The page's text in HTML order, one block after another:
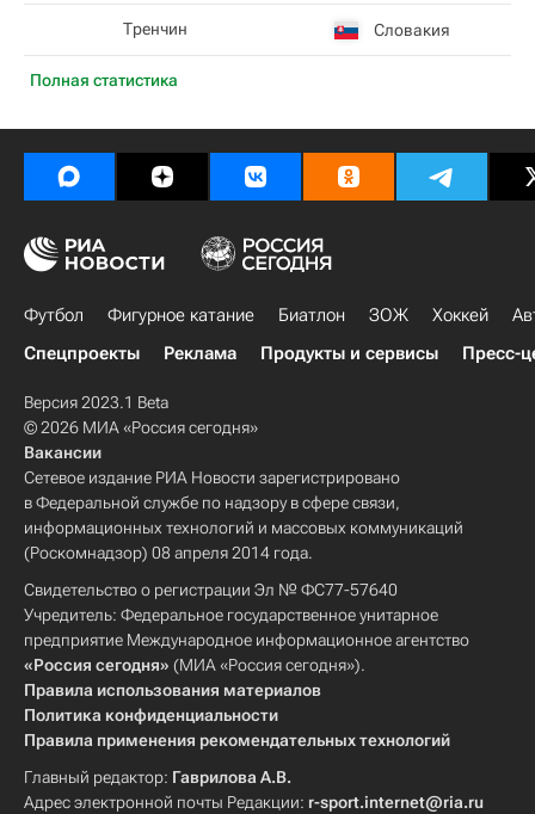
Полная статистика
Тренчин Словакия
Футбол Фигурное катание Биатлон ЗОЖ Хоккей
Спецпроекты
Реклама Продукты и сервисы Пресс-
Версия 2023.1 Beta
© 2026 МИА «Россия сегодня»
Вакансии
Сетевое издание РИА Новости зарегистрировано
в Федеральной службе по надзору в сфере связи,
информационных технологий и массовых коммуникаций
(Роскомнадзор) 08 апреля 2014 года.
Свидетельство о регистрации Эл № ФС77-57640
Учредитель: Федеральное государственное унитарное
предприятие Международное информационное агентство
«Россия сегодня» (МИА «Россия сегодня»).
Правила использования материалов
Политика конфиденциальности
Правила применения рекомендательных технологий
Главный редактор: Гаврилова А.В.
Адрес электронной почты Редакции: r-sport.internet@ria.ru